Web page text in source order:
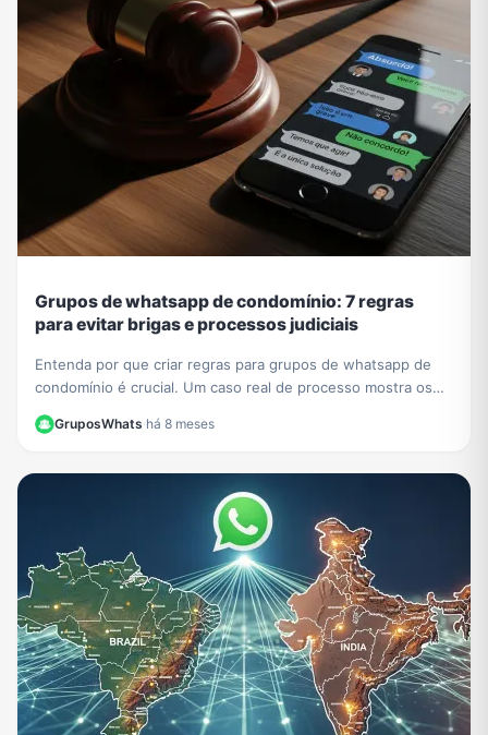
Grupos de whatsapp de condomínio: 7 regras
para evitar brigas e processos judiciais
Entenda por que criar regras para grupos de whatsapp de
condomínio é crucial. Um caso real de processo mostra os
GruposWhats·há 8 meses